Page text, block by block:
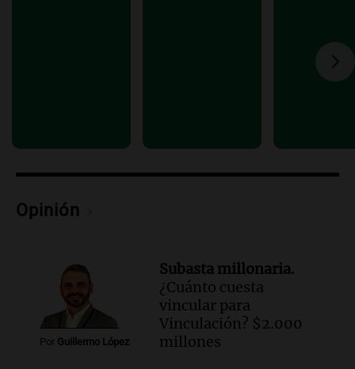
Panorama Federal
Episodios
Opinión
Por Guillermo López
Subasta millonaria.
¿Cuánto cuesta
vincular para
Vinculación? $2.000
millones